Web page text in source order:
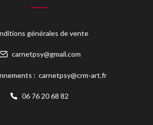
générales de vente
carnetpsy@gmail.com
: carnetpsy@crm-art.fr
06 76 20 68 82